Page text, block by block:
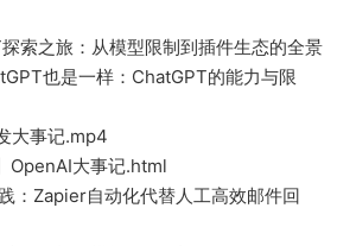
索之旅：从模型限制到插件生态的全景
也是一样：ChatGPT的能力与限
大事记.mp4
OpenAI大事记.html
：Zapier自动化代替人工高效邮件回